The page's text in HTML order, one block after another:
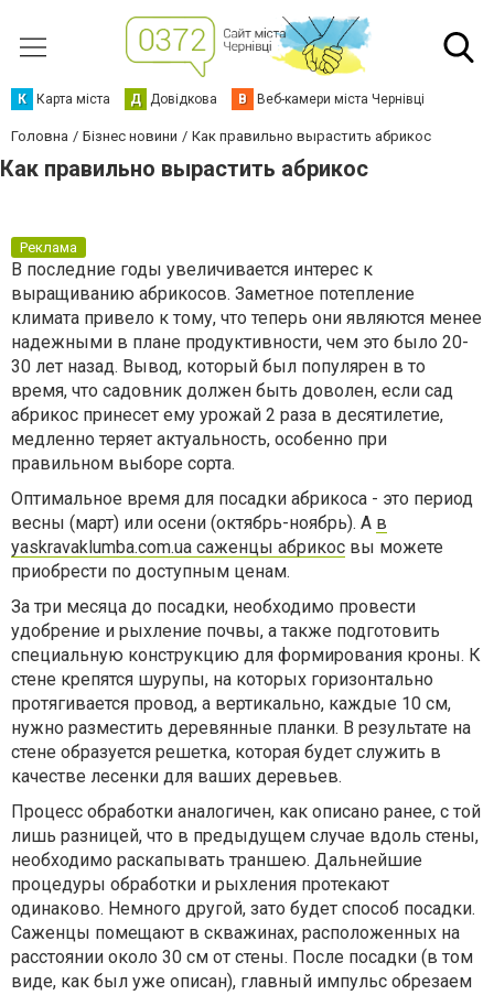
К Карта міста Д Довідкова В Веб-камери міста Чернівці
Головна Бізнес новини Как правильно вырастить абрикос
Как правильно вырастить абрикос
Реклама
В последние годы увеличивается интерес к
выращиванию абрикосов. Заметное потепление
климата привело к тому, что теперь они являются менее
надежными в плане продуктивности, чем это было 20-
30 лет назад. Вывод, который был популярен в то
время, что садовник должен быть доволен, если сад
абрикос принесет ему урожай 2 раза в десятилетие,
медленно теряет актуальность, особенно при
правильном выборе сорта.
Оптимальное время для посадки абрикоса - это период
весны (март) или осени (октябрь-ноябрь). А в
yaskravaklumba.com.ua саженцы абрикос вы можете
приобрести по доступным ценам.
За три месяца до посадки, необходимо провести
удобрение и рыхление почвы, а также подготовить
специальную конструкцию для формирования кроны. К
стене крепятся шурупы, на которых горизонтально
протягивается провод, а вертикально, каждые 10 см,
нужно разместить деревянные планки. В результате на
стене образуется решетка, которая будет служить в
качестве лесенки для ваших деревьев.
Процесс обработки аналогичен, как описано ранее, с той
лишь разницей, что в предыдущем случае вдоль стены,
необходимо раскапывать траншею. Дальнейшие
процедуры обработки и рыхления протекают
одинаково. Немного другой, зато будет способ посадки.
Саженцы помещают в скважинах, расположенных на
расстоянии около 30 см от стены. После посадки (в том
виде, как был уже описан), главный импульс обрезаем